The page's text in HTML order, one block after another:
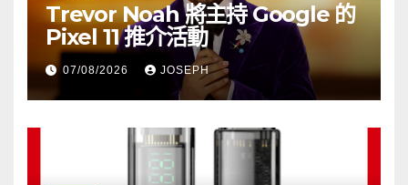
Trevor Noah 將主持 Google 的
Pixel 11 推介活動
07/08/2026 JOSEPH